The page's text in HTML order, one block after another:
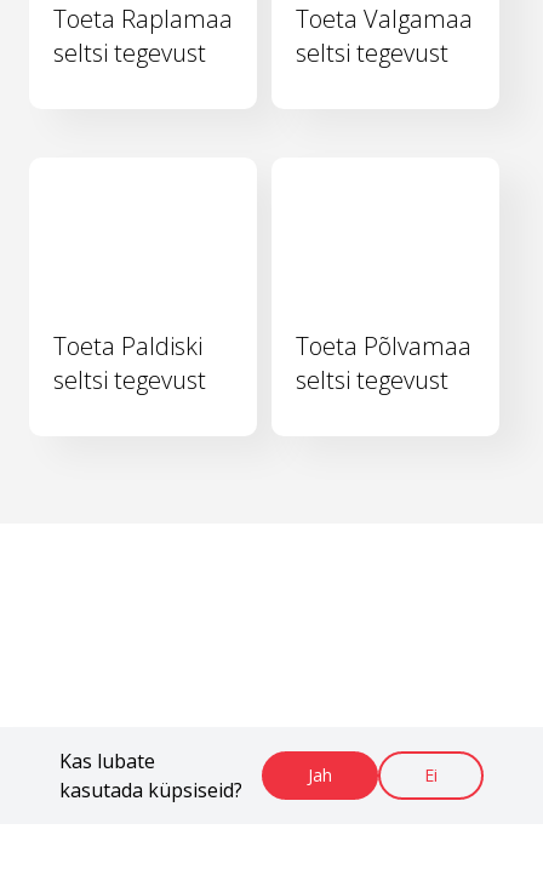
Kas lubate
kasutada küpsiseid?
Jah Ei
Toeta Raplamaa
seltsi tegevust
Toeta Valgamaa
seltsi tegevust
Toeta Paldiski
seltsi tegevust
Toeta Põlvamaa
seltsi tegevust